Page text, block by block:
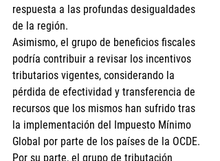
respuesta a las profundas desigualdades
de la región.
Asimismo, el grupo de beneficios fiscales
podría contribuir a revisar los incentivos
tributarios vigentes, considerando la
pérdida de efectividad y transferencia de
recursos que los mismos han sufrido tras
la implementación del Impuesto Mínimo
Global por parte de los países de la OCDE.
Por su parte, el grupo de tributación